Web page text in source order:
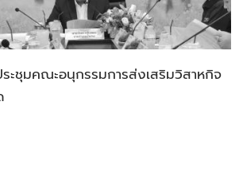
ะชุมคณะอนุกรรมการส่งเสริมวิสาหกิจ